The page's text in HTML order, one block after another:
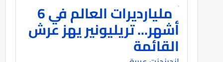
مليارديرات العالم في 6
أشهر... تريليونير يهز عرش
القائمة